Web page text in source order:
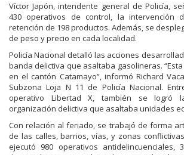
Víctor Japón, intendente general de Policía,
430 operativos de control, la intervención
retención de 198 productos. Además, se
de peso y precio en cada localidad.
Policía Nacional detalló las acciones
banda delictiva que asaltaba gasolineras.
en el cantón Catamayo”, informó Richard
Subzona Loja N 11 de Policía Nacional.
operativo Libertad X, también se logró
organización delictiva que asaltaba unidades
Con relación al feriado, se trabajó de forma
de las calles, barrios, vías, y zonas
ejecutó 980 operativos antidelincuenciales,